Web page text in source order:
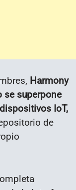
Harmony
se superpone
IoT,
de